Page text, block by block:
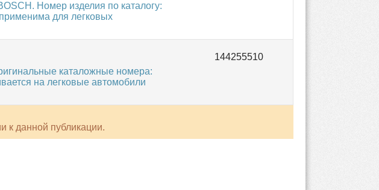
Номер изделия по каталогу:
для легковых
каталожные номера:
на легковые автомобили
к данной публикации.